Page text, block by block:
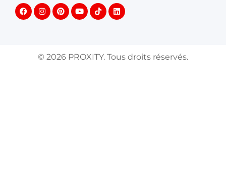
© 2026 PROXITY. Tous droits réservés.